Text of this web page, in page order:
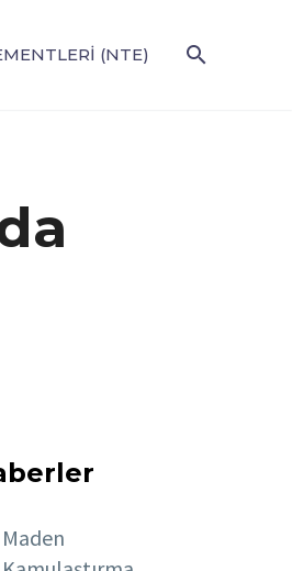
(NTE)
Maden